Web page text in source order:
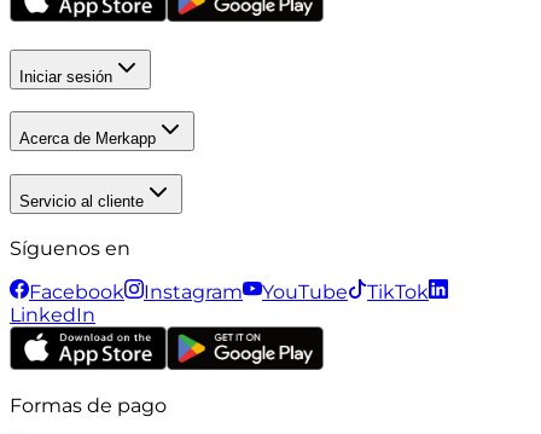
Iniciar sesión
Acerca de Merkapp
Servicio al cliente
Síguenos en
Facebook
Instagram YouTube
TikTok
LinkedIn
Formas de pago